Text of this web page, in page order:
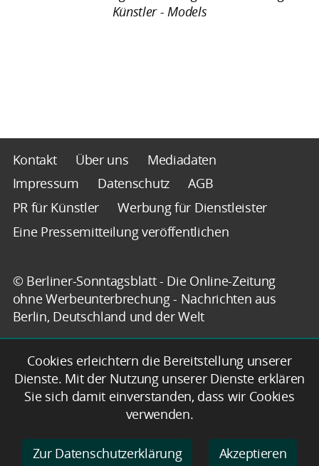
Künstler - Models
Kontakt Über uns
Mediadaten
Impressum
Datenschutz
AGB
PR für Künstler
Werbung für Dienstleister
Eine Pressemitteilung veröffentlichen
© Berliner-Sonntagsblatt - Die Online-Zeitung
ohne Werbeunterbrechung - Nachrichten aus
Berlin, Deutschland und der Welt
Cookies erleichtern die Bereitstellung unserer
Dienste. Mit der Nutzung unserer Dienste erklären
Sie sich damit einverstanden, dass wir Cookies
verwenden.
Zur Datenschutzerklärung Akzeptieren